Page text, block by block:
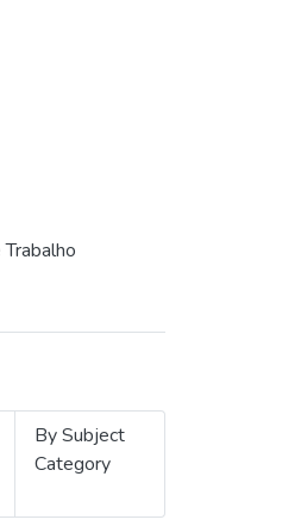
By Subject
Category